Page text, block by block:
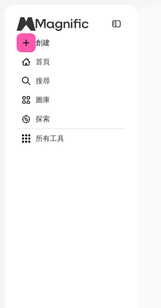
創建
首頁
搜尋
圖庫
探索
所有工具